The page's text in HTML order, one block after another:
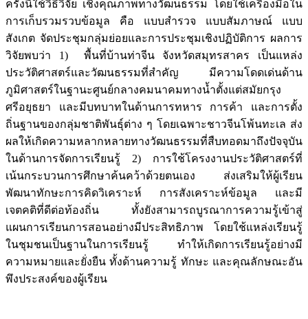
ครั้งนี้ใช้วิธีวิจัย เชิงคุณภาพทางวัฒนธรรม โดยใช้เครื่องมือใน
การเก็บรวมรวบข้อมูล คือ แบบสำรวจ แบบสัมภาษณ์ แบบ
สังเกต จัดประชุมกลุ่มย่อยและการประชุมเชิงปฏิบัติการ ผลการ
วิจัยพบว่า 1) พื้นที่บ้านท่าจีน จังหวัดสมุทรสาคร เป็นแหล่ง
ประวัติศาสตร์และวัฒนธรรมที่สำคัญ มีความโดดเด่นด้าน
ภูมิศาสตร์ในฐานะศูนย์กลางคมนาคมทางน้ำตั้งแต่สมัยกรุง
ศรีอยุธยา และมีบทบาทในด้านการทหาร การค้า และการตั้ง
ถิ่นฐานของกลุ่มชาติพันธุ์ต่าง ๆ โดยเฉพาะชาวจีนโพ้นทะเล ส่ง
ผลให้เกิดความหลากหลายทางวัฒนธรรมที่สืบทอดมาถึงปัจจุบัน
ในด้านการจัดการเรียนรู้ 2) การใช้โครงงานประวัติศาสตร์ที่
เน้นกระบวนการศึกษาค้นคว้าด้วยตนเอง ส่งเสริมให้ผู้เรียน
พัฒนาทักษะการคิดวิเคราะห์ การสังเคราะห์ข้อมูล และมี
เจตคติที่ดีต่อท้องถิ่น ทั้งยังสามารถบูรณาการความรู้เข้าสู่
แผนการเรียนการสอนอย่างมีประสิทธิภาพ โดยใช้แหล่งเรียนรู้
ในชุมชนเป็นฐานในการเรียนรู้ ทำให้เกิดการเรียนรู้อย่างมี
ความหมายและยั่งยืน ทั้งด้านความรู้ ทักษะ และคุณลักษณะอัน
พึงประสงค์ของผู้เรียน